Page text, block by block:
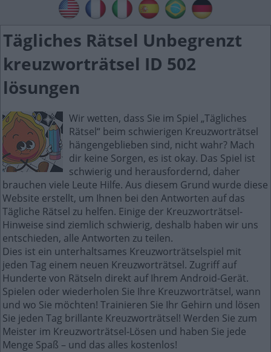
Tägliches Rätsel Unbegrenzt
kreuzworträtsel ID 502
lösungen
Wir wetten, dass Sie im Spiel „Tägliches
Rätsel“ beim schwierigen Kreuzworträtsel
hängengeblieben sind, nicht wahr? Mach
dir keine Sorgen, es ist okay. Das Spiel ist
schwierig und herausfordernd, daher
brauchen viele Leute Hilfe. Aus diesem Grund wurde diese
Website erstellt, um Ihnen bei den Antworten auf das
Tägliche Rätsel zu helfen. Einige der Kreuzworträtsel-
Hinweise sind ziemlich schwierig, deshalb haben wir uns
entschieden, alle Antworten zu teilen.
Dies ist ein unterhaltsames Kreuzworträtselspiel mit
jeden Tag einem neuen Kreuzworträtsel. Zugriff auf
Hunderte von Rätseln direkt auf Ihrem Android-Gerät.
Spielen oder wiederholen Sie Ihre Kreuzworträtsel, wann
und wo Sie möchten! Trainieren Sie Ihr Gehirn und lösen
Sie jeden Tag brillante Kreuzworträtsel! Werden Sie zum
Meister im Kreuzworträtsel-Lösen und haben Sie jede
Menge Spaß – und das alles kostenlos!